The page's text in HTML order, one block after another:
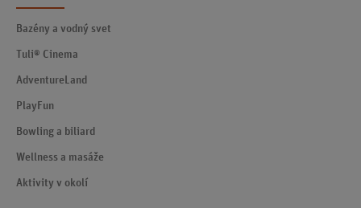
Bazény a vodný svet
Tuli® Cinema
AdventureLand
PlayFun
Bowling a biliard
Wellness a masáže
Aktivity v okolí